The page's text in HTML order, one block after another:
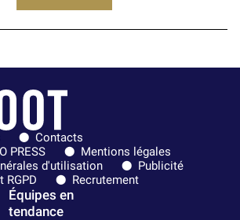
Contacts
PRESS
Mentions légales
d'utilisation
Publicité
RGPD
Recrutement
Équipes en
tendance